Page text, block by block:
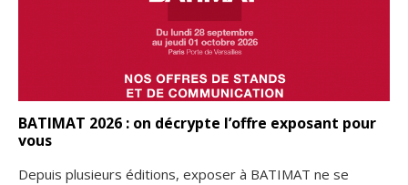
BATIMAT 2026 : on décrypte l’offre exposant pour
vous
Depuis plusieurs éditions, exposer à BATIMAT ne se